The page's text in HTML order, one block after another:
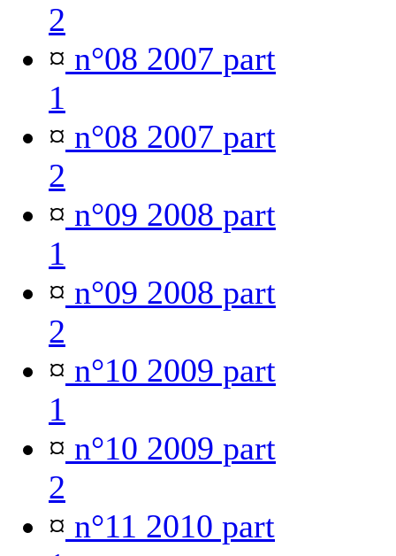
2
¤ n°08 2007 part
1
¤ n°08 2007 part
2
¤ n°09 2008 part
1
¤ n°09 2008 part
2
¤ n°10 2009 part
1
¤ n°10 2009 part
2
¤ n°11 2010 part